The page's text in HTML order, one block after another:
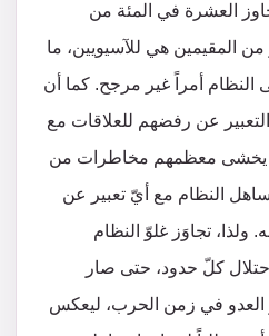
العشرة في المئة من
من المقيمين هي للآسيويين، ما
أمراً غير مرجح. كما أن
عن رفضهم للعلاقات مع
يخشى معظمهم مخاطرات من
النظام مع أيّ تعبير عن
تجاوَز غلوّ النظام
كلّ حدود، حتى صار
في زمن الحرب، ليعكس